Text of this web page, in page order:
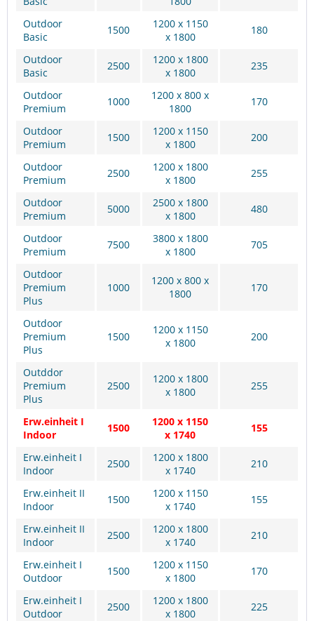
Outdoor
Basic
1500
1200 x 1150
x 1800
180
Outdoor
Basic
2500
1200 x 1800
x 1800
235
Outdoor
Premium
1000
1200 x 800 x
1800
170
Outdoor
Premium
1500
1200 x 1150
x 1800
200
Outdoor
Premium
2500
1200 x 1800
x 1800
255
Outdoor
Premium
5000
2500 x 1800
x 1800
480
Outdoor
Premium
7500
3800 x 1800
x 1800
705
Outdoor
Premium
Plus
1000
1200 x 800 x
1800
170
Outdoor
Premium
Plus
1500
1200 x 1150
x 1800
200
Outddor
Premium
Plus
2500
1200 x 1800
x 1800
255
Erw.einheit I
Indoor
1500
1200 x 1150
x 1740
155
Erw.einheit I
Indoor
2500
1200 x 1800
x 1740
210
Erw.einheit II
Indoor
1500
1200 x 1150
x 1740
155
Erw.einheit II
Indoor
2500
1200 x 1800
x 1740
210
Erw.einheit I
Outdoor
1500
1200 x 1150
x 1800
170
Erw.einheit I
Outdoor
2500
1200 x 1800
x 1800
225